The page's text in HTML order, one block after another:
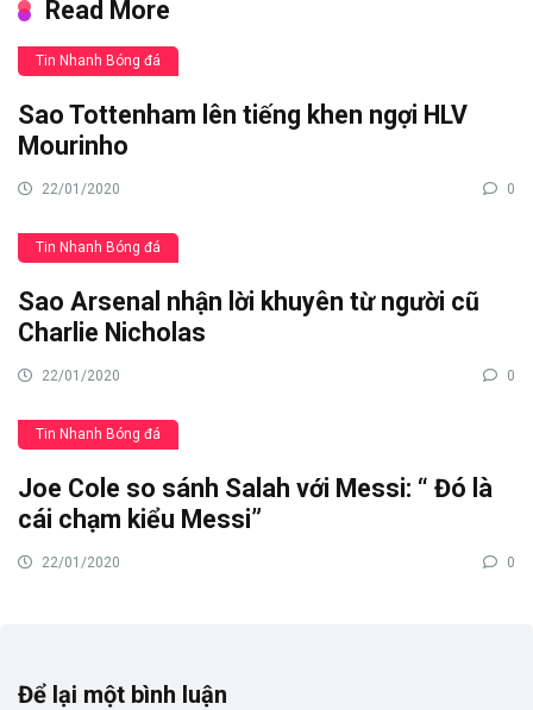
Read More
Tin Nhanh Bóng đá
Sao Tottenham lên tiếng khen ngợi HLV
Mourinho
22/01/2020 0
Tin Nhanh Bóng đá
Sao Arsenal nhận lời khuyên từ người cũ
Charlie Nicholas
22/01/2020 0
Tin Nhanh Bóng đá
Joe Cole so sánh Salah với Messi: “ Đó là
cái chạm kiểu Messi”
22/01/2020 0
Để lại một bình luận